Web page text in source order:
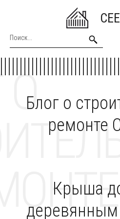
Блог о
ремонте
О
Крыша